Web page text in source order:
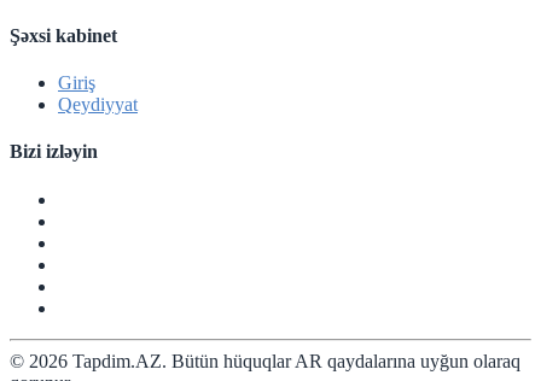
Şəxsi kabinet
Giriş
Qeydiyyat
Bizi izləyin
© 2026 Tapdim.AZ. Bütün hüquqlar AR qaydalarına uyğun olaraq